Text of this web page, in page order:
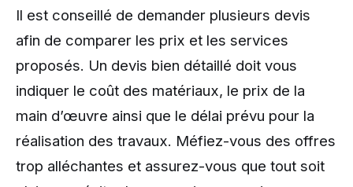
Il est conseillé de demander plusieurs devis
afin de comparer les prix et les services
proposés. Un devis bien détaillé doit vous
indiquer le coût des matériaux, le prix de la
main d’œuvre ainsi que le délai prévu pour la
réalisation des travaux. Méfiez-vous des offres
trop alléchantes et assurez-vous que tout soit